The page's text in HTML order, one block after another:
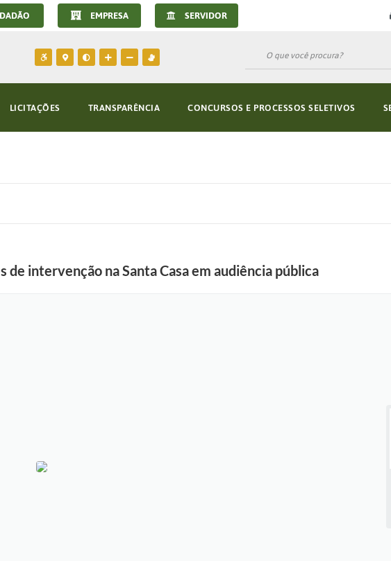
EMPRESA SERVIDOR
LICITAÇÕES TRANSPARÊNCIA CONCURSOS E PROCESSOS SELETIVOS
intervenção na Santa Casa em audiência pública